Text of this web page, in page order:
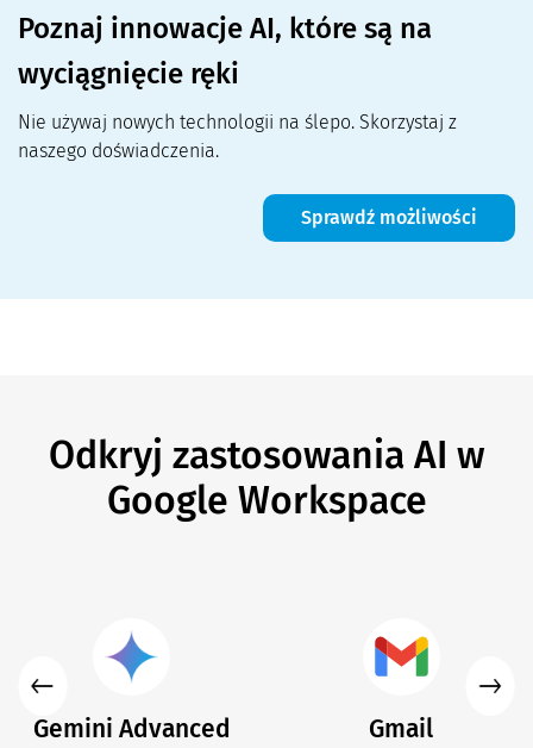
Poznaj innowacje AI, które są na
wyciągnięcie ręki
Nie używaj nowych technologii na ślepo. Skorzystaj z
naszego doświadczenia.
Sprawdź możliwości
Odkryj zastosowania AI w
Google Workspace
Gemini Advanced Gmail